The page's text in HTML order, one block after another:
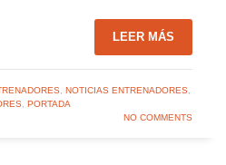
LEER MÁS
, NOTICIAS ENTRENADORES,
, PORTADA
NO COMMENTS